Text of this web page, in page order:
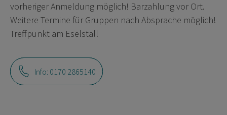
vorheriger Anmeldung möglich! Barzahlung vor Ort.
Weitere Termine für Gruppen nach Absprache möglich!
Treffpunkt am Eselstall
Info: 0170 2865140